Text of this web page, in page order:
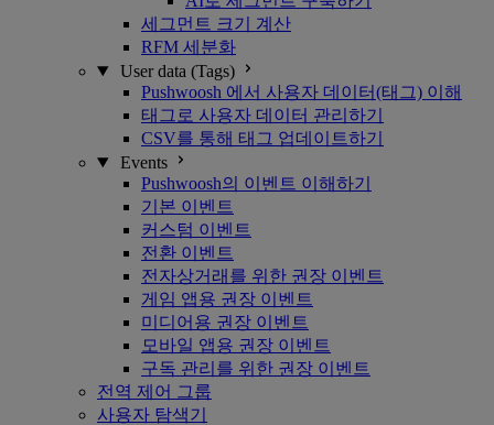
세그먼트 크기 계산
RFM 세분화
User data (Tags)
Pushwoosh 에서 사용자 데이터(태그) 이해
태그로 사용자 데이터 관리하기
CSV를 통해 태그 업데이트하기
Events
Pushwoosh의 이벤트 이해하기
기본 이벤트
커스텀 이벤트
전환 이벤트
전자상거래를 위한 권장 이벤트
게임 앱용 권장 이벤트
미디어용 권장 이벤트
모바일 앱용 권장 이벤트
구독 관리를 위한 권장 이벤트
전역 제어 그룹
사용자 탐색기